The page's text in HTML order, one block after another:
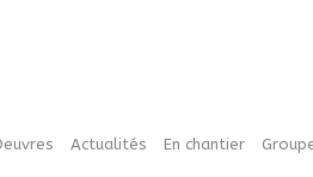
Actualités En chantier